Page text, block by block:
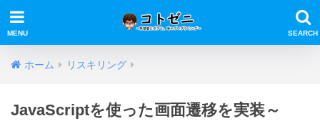
ホーム リスキリング
JavaScriptを使った画面遷移を実装～